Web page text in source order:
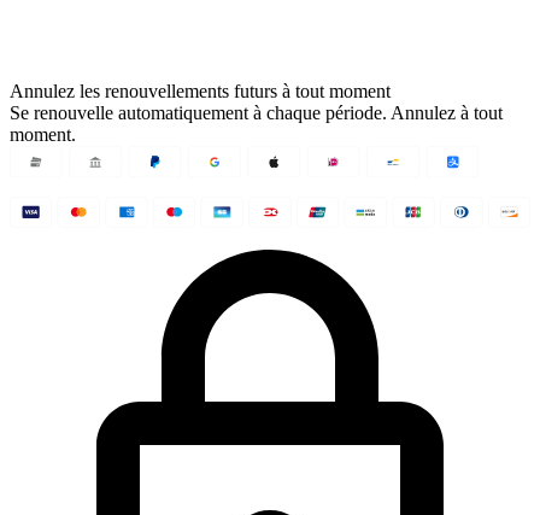
Annulez les renouvellements futurs à tout moment
Se renouvelle automatiquement à chaque période. Annulez à tout
moment.